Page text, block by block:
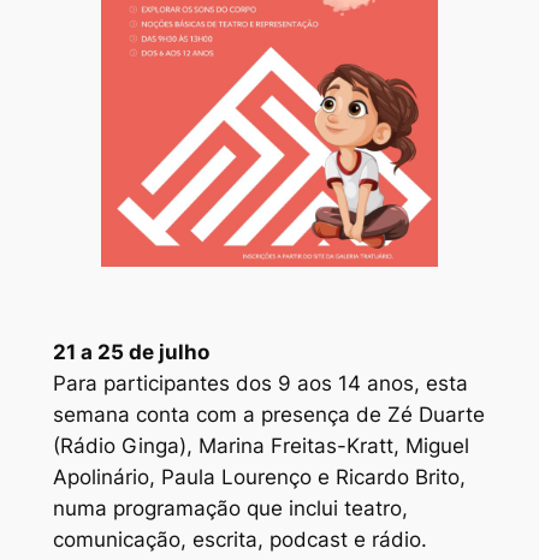
21 a 25 de julho
Para participantes dos 9 aos 14 anos, esta
semana conta com a presença de Zé Duarte
(Rádio Ginga), Marina Freitas-Kratt, Miguel
Apolinário, Paula Lourenço e Ricardo Brito,
numa programação que inclui teatro,
comunicação, escrita, podcast e rádio.